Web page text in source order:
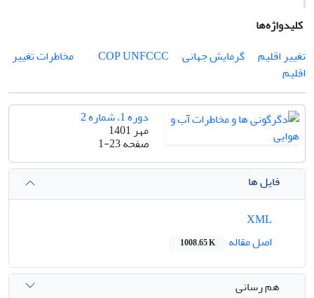
کلیدواژه‌ها
تغییر اقلیم
گرمایش جهانی COPUNFCCC
مخاطرات تغییر
اقلیم
دوره 1، شماره 2
مهر 1401
صفحه1-23
فایل ها
اصل مقاله
1008.65 K
هم رسانی